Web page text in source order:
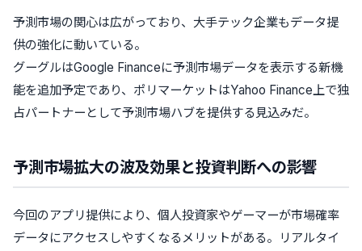
予測市場の関心は広がっており、大手テック企業もデータ提
供の強化に動いている。
グーグルはGoogle Financeに予測市場データを表示する新機
能を追加予定であり、ポリマーケットはYahoo Finance上で独
占パートナーとして予測市場ハブを提供する見込みだ。
予測市場拡大の波及効果と投資判断への影響
今回のアプリ提供により、個人投資家やゲーマーが市場確率
データにアクセスしやすくなるメリットがある。リアルタイ